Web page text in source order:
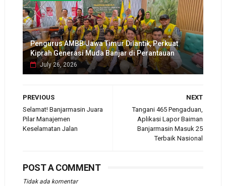
Pengurus AMBB Jawa Timur Dilantik, Perkuat
Kiprah Generasi Muda Banjar di Perantauan
July 26, 2026
NEXT
Tangani 465 Pengaduan,
Aplikasi Lapor Baiman
Banjarmasin Masuk 25
Terbaik Nasional
PREVIOUS
Selamat! Banjarmasin Juara
Pilar Manajemen
Keselamatan Jalan
POST A COMMENT
Tidak ada komentar